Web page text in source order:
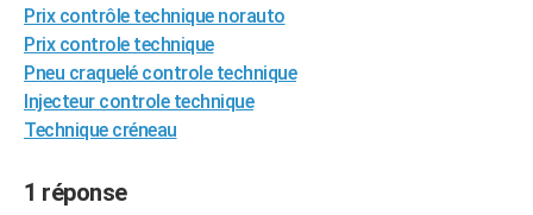
Prix contrôle technique norauto
Prix controle technique
Pneu craquelé controle technique
Injecteur controle technique
Technique créneau
1 réponse